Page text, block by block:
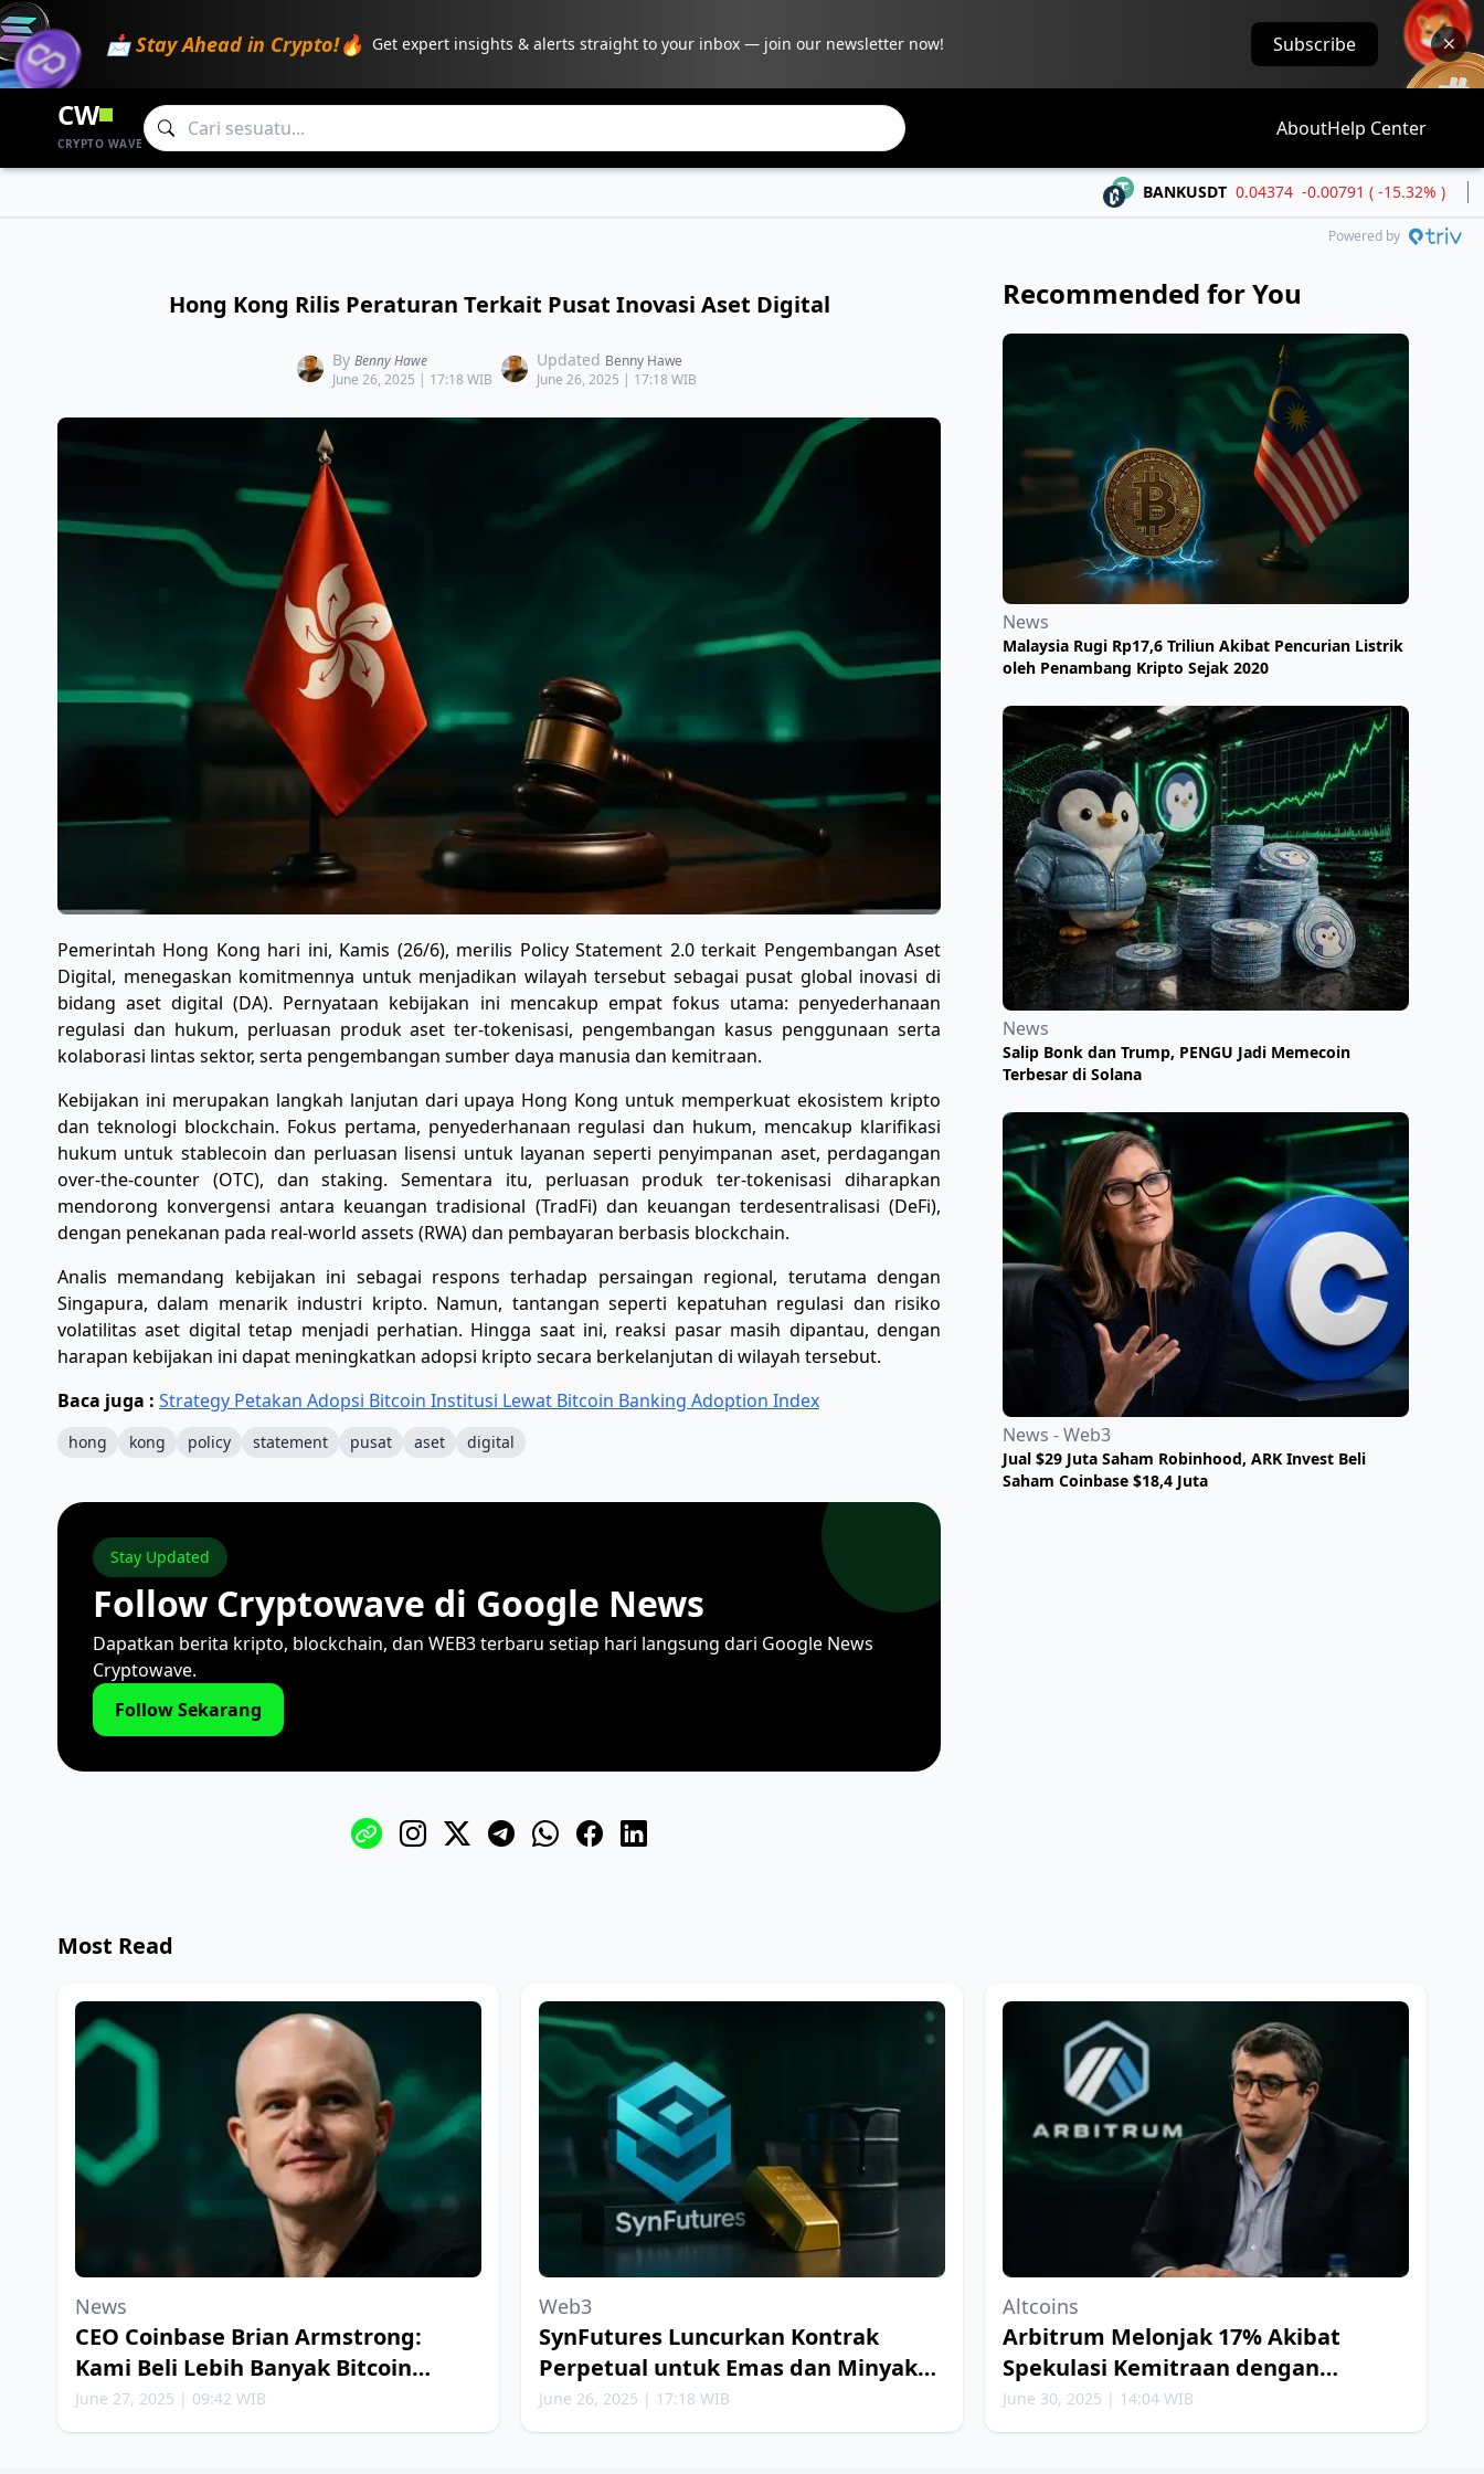
📩 Stay Ahead in Crypto!🔥 Get expert insights & alerts straight to your inbox — join our newsletter now! Subscribe
CW
CRYPTO WAVE
AboutHelp Center
BANKUSDT 0.04374 -0.00791 ( -15.32% )
Powered by
Hong Kong Rilis Peraturan Terkait Pusat Inovasi Aset Digital
By Benny Hawe
June 26, 2025 | 17:18 WIB
Updated Benny Hawe
June 26, 2025 | 17:18 WIB
Pemerintah Hong Kong hari ini, Kamis (26/6), merilis Policy Statement 2.0 terkait Pengembangan Aset
Digital, menegaskan komitmennya untuk menjadikan wilayah tersebut sebagai pusat global inovasi di
bidang aset digital (DA). Pernyataan kebijakan ini mencakup empat fokus utama: penyederhanaan
regulasi dan hukum, perluasan produk aset ter-tokenisasi, pengembangan kasus penggunaan serta
kolaborasi lintas sektor, serta pengembangan sumber daya manusia dan kemitraan.
Kebijakan ini merupakan langkah lanjutan dari upaya Hong Kong untuk memperkuat ekosistem kripto
dan teknologi blockchain. Fokus pertama, penyederhanaan regulasi dan hukum, mencakup klarifikasi
hukum untuk stablecoin dan perluasan lisensi untuk layanan seperti penyimpanan aset, perdagangan
over-the-counter (OTC), dan staking. Sementara itu, perluasan produk ter-tokenisasi diharapkan
mendorong konvergensi antara keuangan tradisional (TradFi) dan keuangan terdesentralisasi (DeFi),
dengan penekanan pada real-world assets (RWA) dan pembayaran berbasis blockchain.
Analis memandang kebijakan ini sebagai respons terhadap persaingan regional, terutama dengan
Singapura, dalam menarik industri kripto. Namun, tantangan seperti kepatuhan regulasi dan risiko
volatilitas aset digital tetap menjadi perhatian. Hingga saat ini, reaksi pasar masih dipantau, dengan
harapan kebijakan ini dapat meningkatkan adopsi kripto secara berkelanjutan di wilayah tersebut.
Baca juga : Strategy Petakan Adopsi Bitcoin Institusi Lewat Bitcoin Banking Adoption Index
hong kong policy statement pusat aset digital
Stay Updated
Follow Cryptowave di Google News
Dapatkan berita kripto, blockchain, dan WEB3 terbaru setiap hari langsung dari Google News
Cryptowave.
Follow Sekarang
Recommended for You
News
Malaysia Rugi Rp17,6 Triliun Akibat Pencurian Listrik
oleh Penambang Kripto Sejak 2020
News
Salip Bonk dan Trump, PENGU Jadi Memecoin
Terbesar di Solana
News - Web3
Jual $29 Juta Saham Robinhood, ARK Invest Beli
Saham Coinbase $18,4 Juta
Most Read
News
CEO Coinbase Brian Armstrong:
Kami Beli Lebih Banyak Bitcoin
Setiap Minggu
June 27, 2025 | 09:42 WIB
Web3
SynFutures Luncurkan Kontrak
Perpetual untuk Emas dan Minyak
Bumi
June 26, 2025 | 17:18 WIB
Altcoins
Arbitrum Melonjak 17% Akibat
Spekulasi Kemitraan dengan
Robinhood
June 30, 2025 | 14:04 WIB